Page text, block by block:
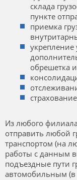
склада
пункте
приемка
укрепление
обрешетка
Из любого
отправить любой
транспортом (на
работы с данным
подъездные пути
автомобильным (в